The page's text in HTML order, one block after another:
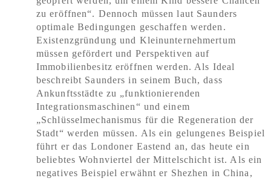
zu eröffnen“. Dennoch müssen laut Saunders
optimale Bedingungen geschaffen werden.
Existenzgründung und Kleinunternehmertum
müssen gefördert und Perspektiven auf
Immobilienbesitz eröffnen werden. Als Ideal
beschreibt Saunders in seinem Buch, dass
Ankunftsstädte zu „funktionierenden
Integrationsmaschinen“ und einem
„Schlüsselmechanismus für die Regeneration der
Stadt“ werden müssen. Als ein gelungenes Beispiel
führt er das Londoner Eastend an, das heute ein
beliebtes Wohnviertel der Mittelschicht ist. Als ein
negatives Beispiel erwähnt er Shezhen in China,